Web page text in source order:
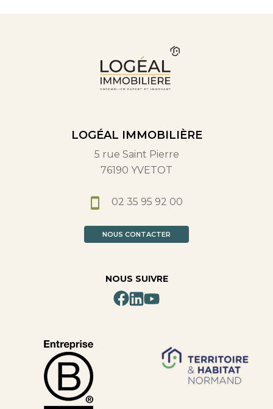
LOGÉAL IMMOBILIÈRE
5 rue Saint Pierre
76190 YVETOT
02 35 95 92 00
NOUS CONTACTER
NOUS SUIVRE